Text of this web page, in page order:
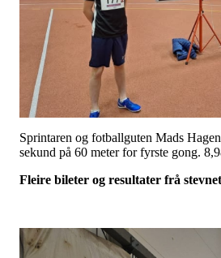
Sprintaren og fotballguten Mads
sekund på 60 meter for fyrste gong.
Fleire bileter og resultater frå